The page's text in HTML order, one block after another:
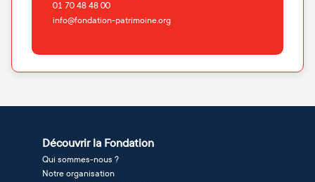
01 70 48 48 00
info@fondation-patrimoine.org
Découvrir la Fondation
Qui sommes-nous ?
Notre organisation